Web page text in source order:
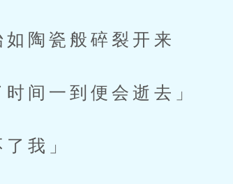
陶瓷般碎裂开来
间一到便会逝去」
我」